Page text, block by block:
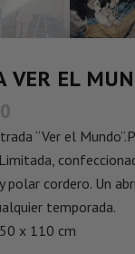
VER EL
“Ver el
polar cordero. Un
temporada.
x 110 cm